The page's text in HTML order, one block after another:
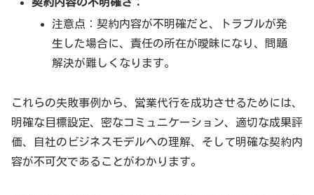
契約内容の不明確さ：
注意点：契約内容が不明確だと、トラブルが発
生した場合に、責任の所在が曖昧になり、問題
解決が難しくなります。
これらの失敗事例から、営業代行を成功させるためには、
明確な目標設定、密なコミュニケーション、適切な成果評
価、自社のビジネスモデルへの理解、そして明確な契約内
容が不可欠であることがわかります。